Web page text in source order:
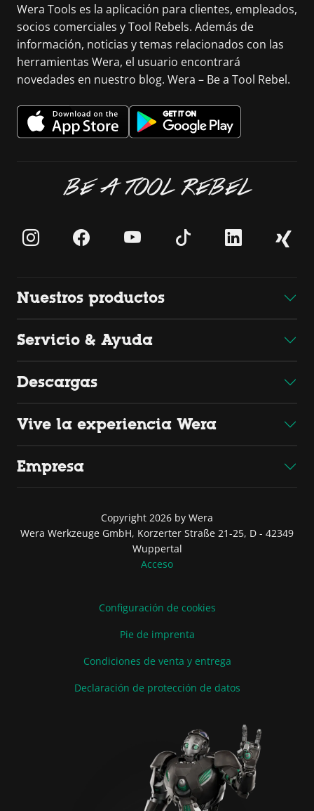
Wera Tools es la aplicación para clientes, empleados,
socios comerciales y Tool Rebels. Además de
información, noticias y temas relacionados con las
herramientas Wera, el usuario encontrará
novedades en nuestro blog. Wera – Be a Tool Rebel.
BE A TOOL REBEL
Nuestros productos
Servicio & Ayuda
Descargas
Vive la experiencia Wera
Empresa
Copyright 2026 by Wera
Wera Werkzeuge GmbH, Korzerter Straße 21-25, D - 42349
Wuppertal
Acceso
Configuración de cookies
Pie de imprenta
Condiciones de venta y entrega
Declaración de protección de datos